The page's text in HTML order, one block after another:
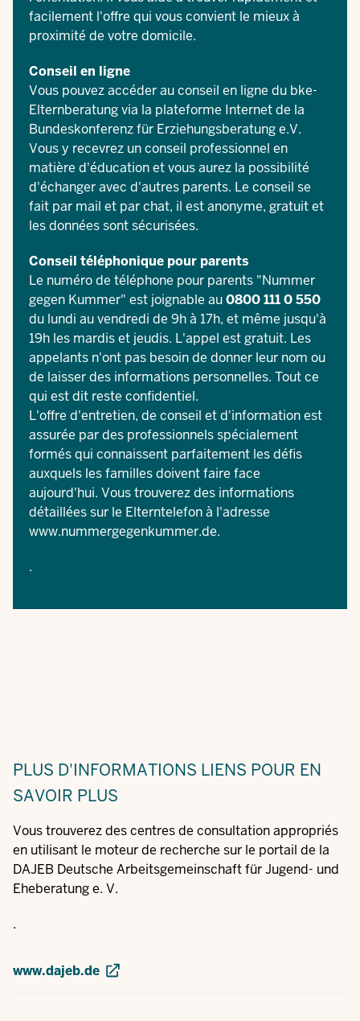
facilement l'offre qui vous convient le mieux à
proximité de votre domicile.
Conseil en ligne
Vous pouvez accéder au conseil en ligne du bke-
Elternberatungvia la plateforme Internet de la
Bundeskonferenz für Erziehungsberatung e.V.
Vous y recevrez un conseil professionnel en
matière d'éducation et vous aurez la possibilité
d'échanger avec d'autres parents. Le conseil se
fait par mail et par chat, il est anonyme, gratuit et
les données sont sécurisées.
Conseil téléphonique pour parents
Le numéro de téléphone pour parents "Nummer
gegen Kummer" est joignable au0800 111 0 550
du lundi au vendredi de 9h à 17h, et même jusqu'à
19h les mardis et jeudis. L'appel est gratuit. Les
appelants n'ont pas besoin de donner leur nom ou
de laisser des informations personnelles. Tout ce
qui est dit reste confidentiel.
L'offre d'entretien, de conseil et d'information est
assurée par des professionnels spécialement
formés qui connaissent parfaitement les défis
auxquels les familles doivent faire face
aujourd'hui. Vous trouverez des informations
détaillées sur le Elterntelefon à l'adresse
www.nummergegenkummer.de.
.
PLUS D'INFORMATIONS LIENS POUR EN
SAVOIR PLUS
Vous trouverez des centres de consultation appropriés
en utilisant le moteur de recherche sur le portail de la
DAJEB Deutsche Arbeitsgemeinschaft für Jugend- und
Eheberatung e. V.
.
www.dajeb.de